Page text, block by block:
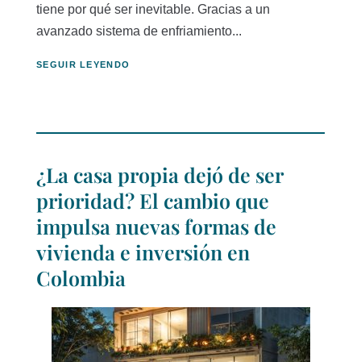
tiene por qué ser inevitable. Gracias a un
avanzado sistema de enfriamiento...
SEGUIR LEYENDO
¿La casa propia dejó de ser
prioridad? El cambio que
impulsa nuevas formas de
vivienda e inversión en
Colombia